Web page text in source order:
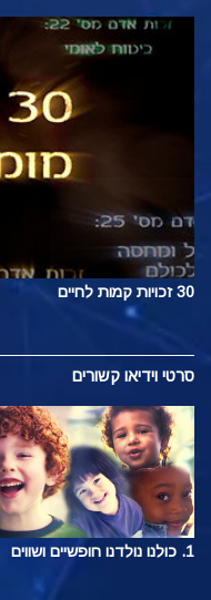
30 זכויות קמות לחיים
סרטי וידיאו קשורים
1. כולנו נולדנו חופשיים ושווים